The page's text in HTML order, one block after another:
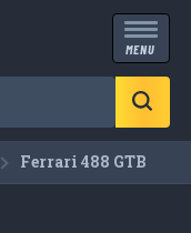
MENU
Aktuální:
Ferrari 488 GTB